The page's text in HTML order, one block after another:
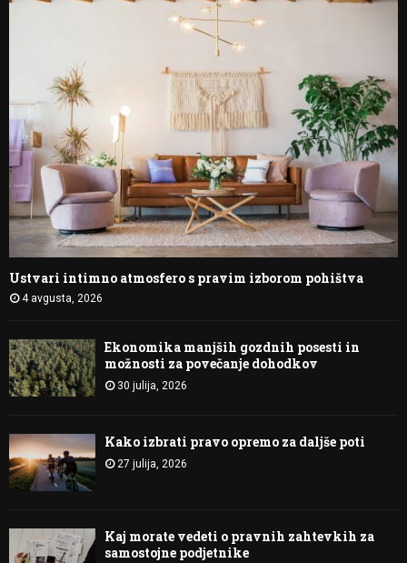
Ustvari intimno atmosfero s pravim izborom pohištva
4 avgusta, 2026
Ekonomika manjših gozdnih posesti in
možnosti za povečanje dohodkov
30 julija, 2026
Kako izbrati pravo opremo za daljše poti
27 julija, 2026
Kaj morate vedeti o pravnih zahtevkih za
samostojne podjetnike